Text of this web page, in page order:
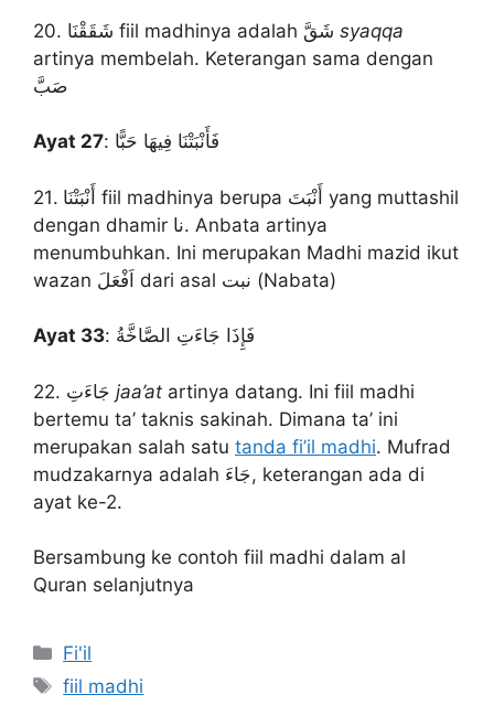
syaqqa
artinya membelah. Keterangan sama dengan
صَبَّ
Ayat 27 : فَأَنْبَتْنَا فِيهَا حَبًّا
21. أَنْبَتْنَا fiil madhinya berupa أَنْبَتَ yang muttashil
dengan dhamir نا. Anbata artinya
menumbuhkan. Ini merupakan Madhi mazid ikut
wazan اَفْعَلَ dari asal نبت (Nabata)
Ayat 33 : فَإِذَا جَاءَتِ الصَّاخَّةُ
jaa’at artinya datang. Ini fiil madhi
bertemu ta’ taknis sakinah. Dimana ta’ ini
merupakan salah satu tanda fi’il madhi. Mufrad
mudzakarnya adalah جَاءَ, keterangan ada di
ayat ke-2.
Bersambung ke contoh fiil madhi dalam al
Quran selanjutnya
Kategori
Fi'il
Tag
fiil madhi